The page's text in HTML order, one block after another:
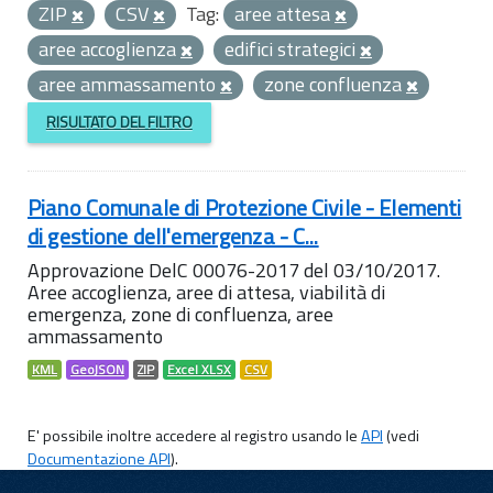
ZIP
CSV Tag: aree attesa
aree accoglienza
edifici strategici
aree ammassamento
zone confluenza
RISULTATO DEL FILTRO
Piano Comunale di Protezione Civile - Elementi
di gestione dell'emergenza - C...
Approvazione DelC 00076-2017 del 03/10/2017.
Aree accoglienza, aree di attesa, viabilità di
emergenza, zone di confluenza, aree
ammassamento
KML GeoJSON ZIP Excel XLSX CSV
E' possibile inoltre accedere al registro usando leAPI(vedi
Documentazione API).